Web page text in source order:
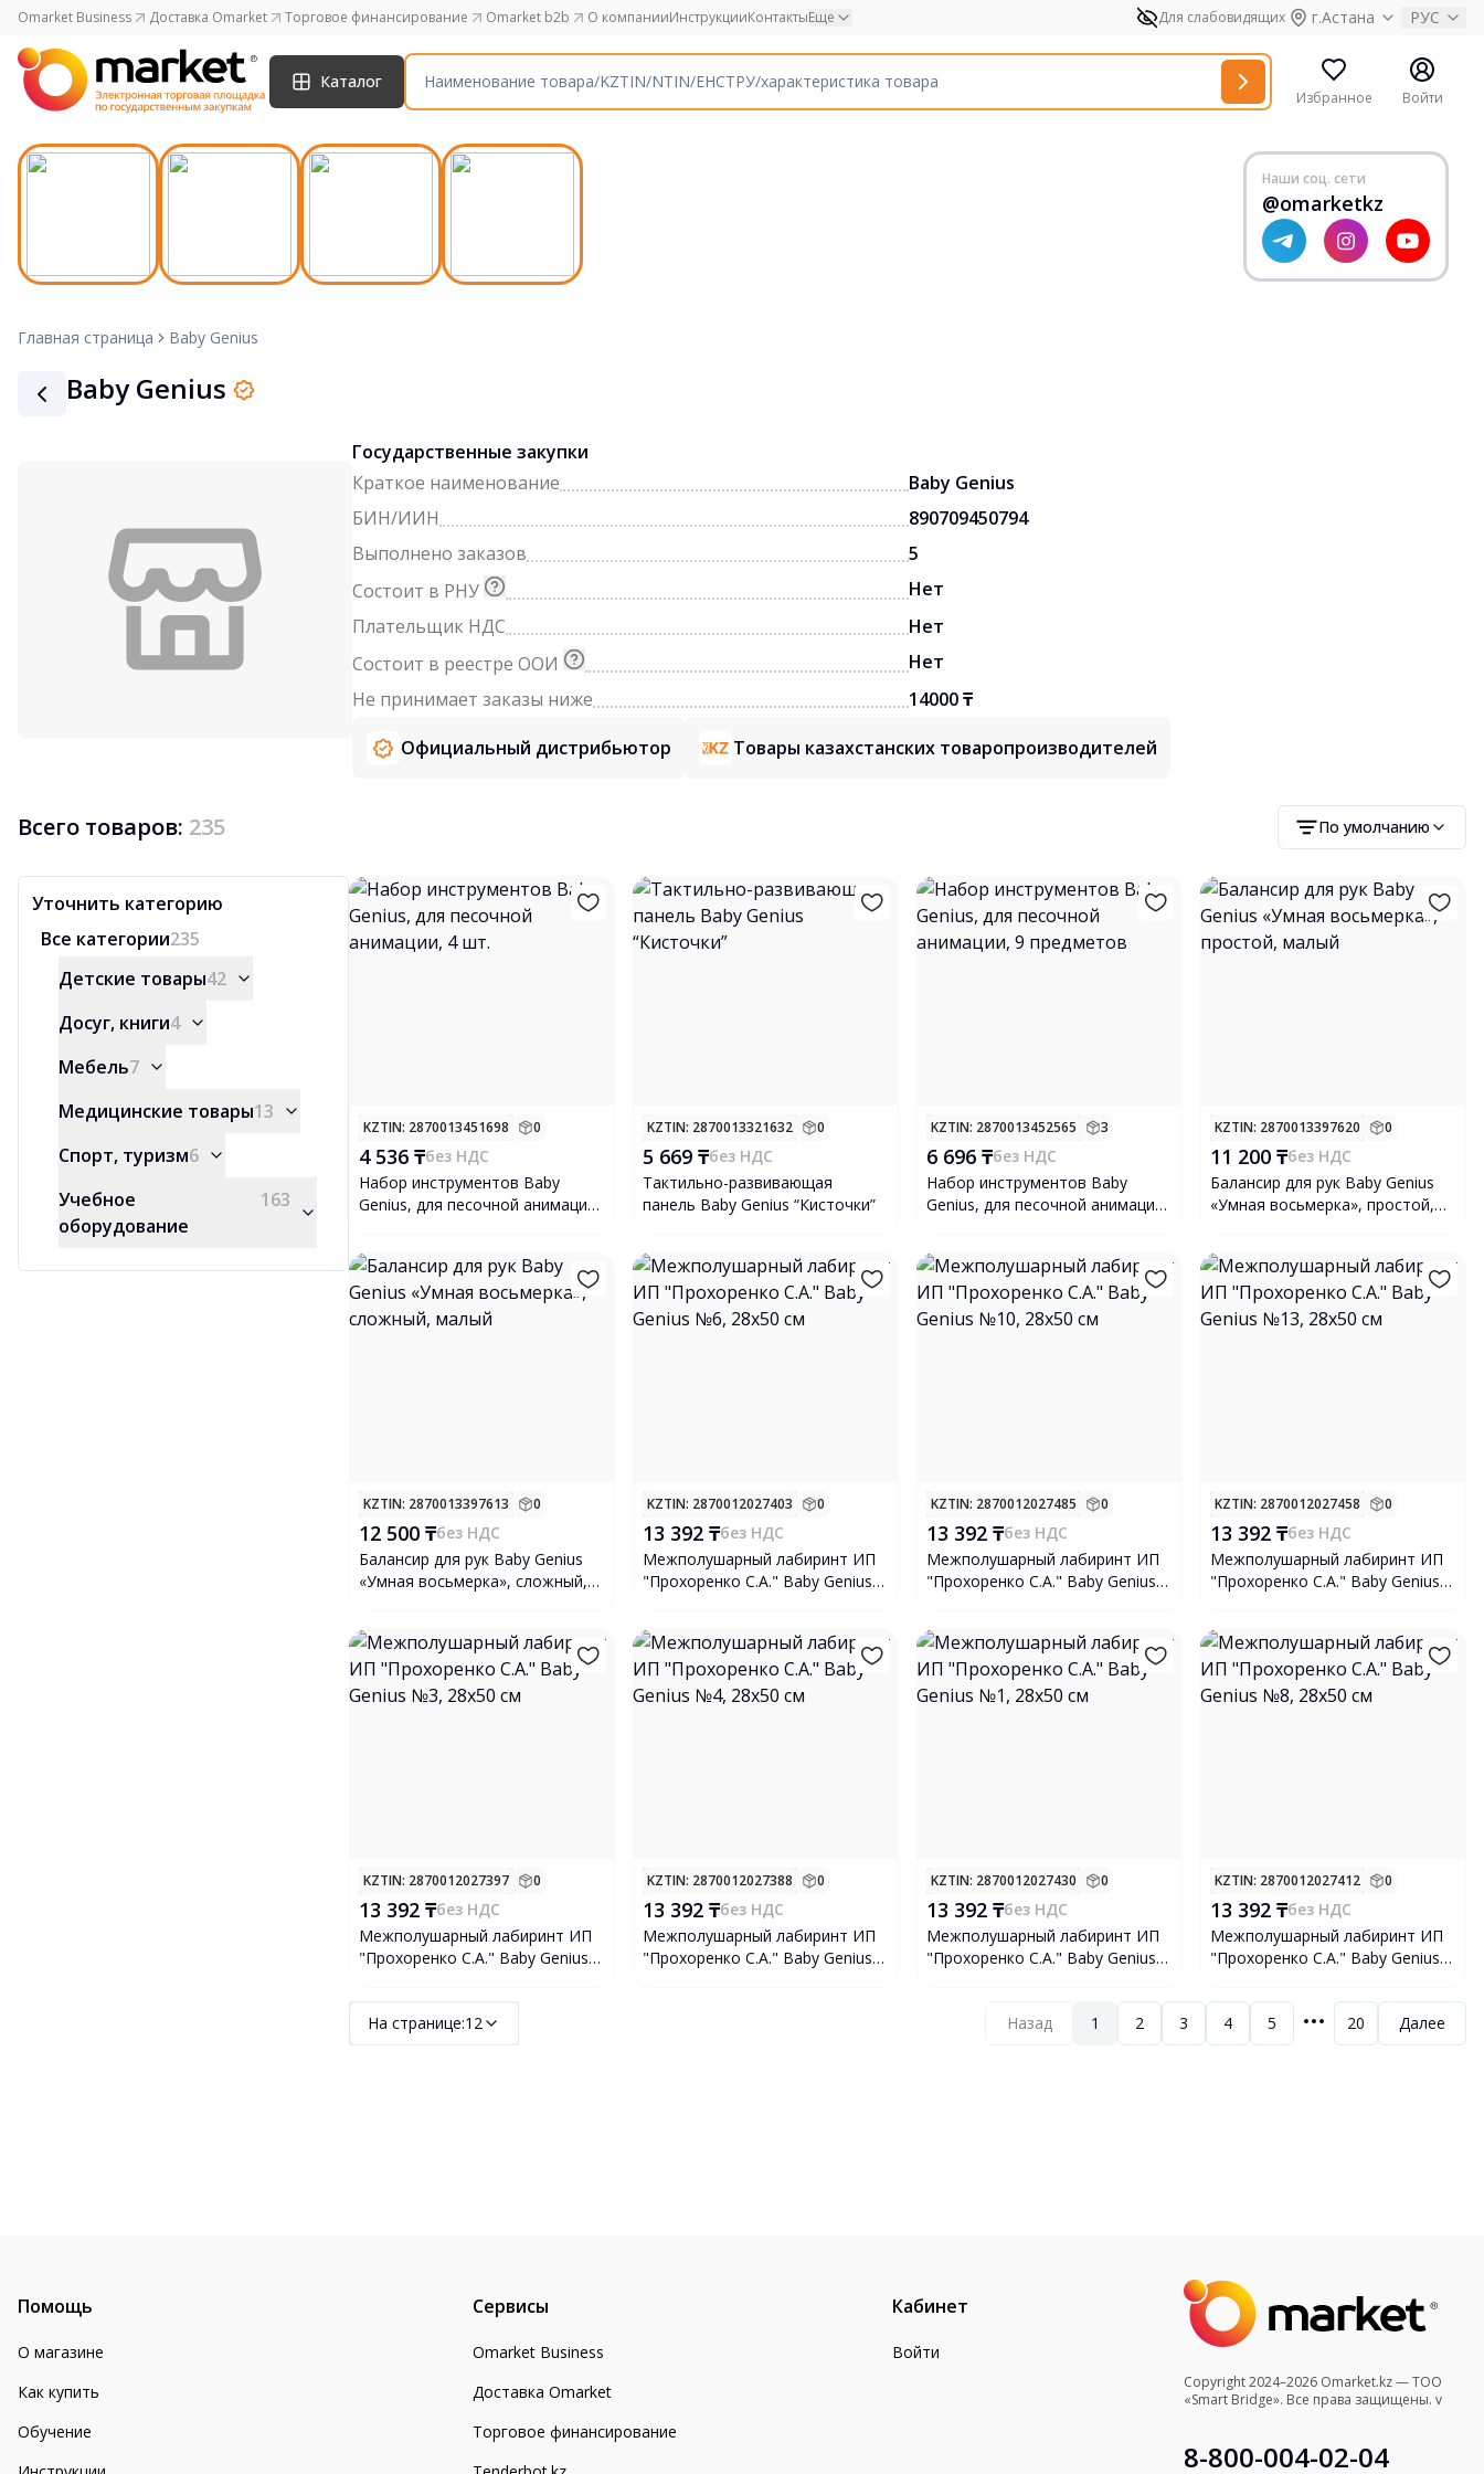
Omarket Business Доставка Omarket Торговое финансирование Omarket b2b О компанииИнструкцииКонтактыЕще Для слабовидящих г.Астана РУС
Каталог
Избранное Войти
Наши соц. сети
@omarketkz
Главная страница Baby Genius
Baby Genius
Государственные закупки
Краткое наименование
Baby Genius
БИН/ИИН
890709450794
Выполнено заказов
5
Состоит в РНУ
Нет
Плательщик НДС
Нет
Состоит в реестре ООИ
Нет
Не принимает заказы ниже
14000 ₸
Официальный дистрибьютор
Товары казахстанских товаропроизводителей
Всего товаров: 235 По умолчанию
Уточнить категорию
Все категории235
Детские товары42
Досуг, книги4
Мебель7
Медицинские товары13
Спорт, туризм6
Учебное
оборудование
163
KZTIN: 2870013451698 0
4 536 ₸без НДС
Набор инструментов Baby
Genius, для песочной анимации,
KZTIN: 2870013321632 0
5 669 ₸без НДС
Тактильно-развивающая
панель Baby Genius “Кисточки”
KZTIN: 2870013452565 3
6 696 ₸без НДС
Набор инструментов Baby
Genius, для песочной анимации,
KZTIN: 2870013397620 0
11 200 ₸без НДС
Балансир для рук Baby Genius
«Умная восьмерка», простой,
KZTIN: 2870013397613 0
12 500 ₸без НДС
Балансир для рук Baby Genius
«Умная восьмерка», сложный,
KZTIN: 2870012027403 0
13 392 ₸без НДС
Межполушарный лабиринт ИП
"Прохоренко С.А." Baby Genius
KZTIN: 2870012027485 0
13 392 ₸без НДС
Межполушарный лабиринт ИП
"Прохоренко С.А." Baby Genius
KZTIN: 2870012027458 0
13 392 ₸без НДС
Межполушарный лабиринт ИП
"Прохоренко С.А." Baby Genius
KZTIN: 2870012027397 0
13 392 ₸без НДС
Межполушарный лабиринт ИП
"Прохоренко С.А." Baby Genius
KZTIN: 2870012027388 0
13 392 ₸без НДС
Межполушарный лабиринт ИП
"Прохоренко С.А." Baby Genius
KZTIN: 2870012027430 0
13 392 ₸без НДС
Межполушарный лабиринт ИП
"Прохоренко С.А." Baby Genius
KZTIN: 2870012027412 0
13 392 ₸без НДС
Межполушарный лабиринт ИП
"Прохоренко С.А." Baby Genius
На странице:12 Назад 1 2 3 4 5 20 Далее
Помощь
О магазине
Как купить
Обучение
Сервисы
Omarket Business
Доставка Omarket
Торговое финансирование
Кабинет
Войти
Copyright 2024–2026 Omarket.kz — ТОО
«Smart Bridge». Все права защищены. v
8-800-004-02-04